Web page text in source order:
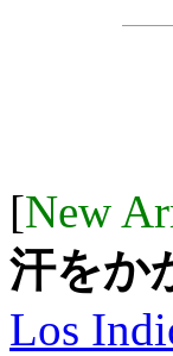
[New
汗をか
Los